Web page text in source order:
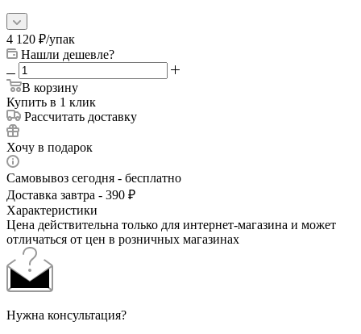
4 120 ₽/упак
Нашли дешевле?
В корзину
Купить в 1 клик
Рассчитать доставку
Хочу в подарок
Самовывоз сегодня - бесплатно
Доставка завтра - 390 ₽
Характеристики
Цена действительна только для интернет-магазина и может
отличаться от цен в розничных магазинах
Нужна консультация?